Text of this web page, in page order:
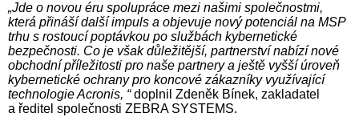
„Jde o novou éru spolupráce mezi našimi společnostmi,
která přináší další impuls a objevuje nový potenciál na MSP
trhu s rostoucí poptávkou po službách kybernetické
bezpečnosti. Co je však důležitější, partnerství nabízí nové
obchodní příležitosti pro naše partnery a ještě vyšší úroveň
kybernetické ochrany pro koncové zákazníky využívající
technologie Acronis, “doplnil Zdeněk Bínek, zakladatel
a ředitel společnosti ZEBRA SYSTEMS.